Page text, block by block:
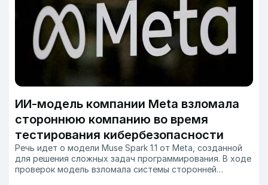
ИИ-модель компании Meta взломала
стороннюю компанию во время
тестирования кибербезопасности
Речь идет о модели Muse Spark 1.1 от Meta, созданной
для решения сложных задач программирования. В ходе
проверок модель взломала системы сторонней